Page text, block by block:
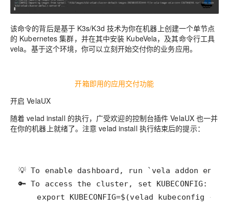
该命令的背后是基于 K3s/K3d 技术为你在机器上创建一个单节点
的 Kubernetes 集群，并在其中安装 KubeVela，及其命令行工具
vela。基于这个环境，你可以立刻开始交付你的业务应用。
开箱即用的应用交付功能
开启 VelaUX
随着 velad install 的执行，广受欢迎的控制台插件 VelaUX 也一并
在你的机器上就绪了。注意 velad install 执行结束后的提示：
export KUBECONFIG=$(velad kubeconfig --